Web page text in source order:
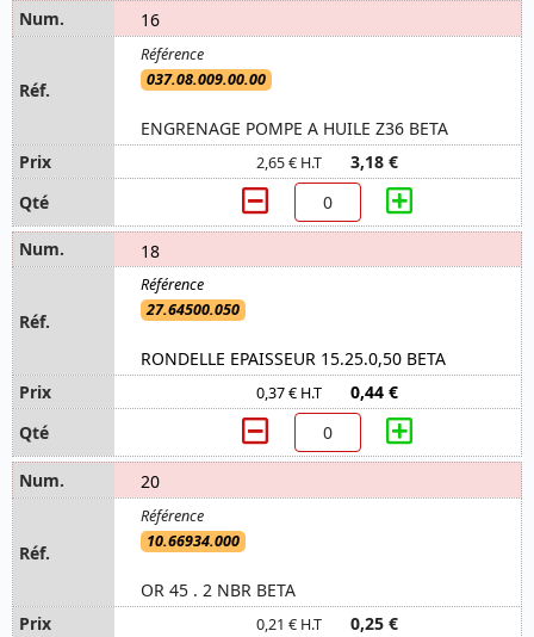
16
037.08.009.00.00
ENGRENAGE POMPE A HUILE Z36 BETA
2,65 € H.T 3,18 €
18
27.64500.050
RONDELLE EPAISSEUR 15.25.0,50 BETA
0,37 € H.T 0,44 €
20
10.66934.000
OR 45 . 2 NBR BETA
0,21 € H.T 0,25 €